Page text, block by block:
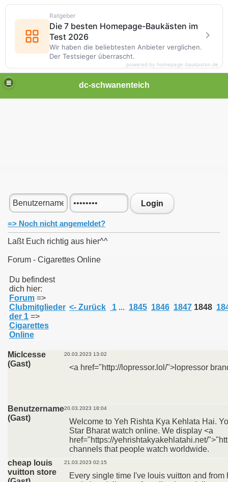
dc-schwanenteich
Login
=> Noch nicht angemeldet?
Laßt Euch richtig aus hier^^
Forum - Cigarettes Online
Du befindest
dich hier:
Forum =>
Clubmitglieder
der 1 =>
Cigarettes
Online
<- Zurück 1 ... 1845 1846 1847 1848
Miclcesse
(Gast)
20.03.2023 13:02
<a href="http://lopressor.lol/">lopressor
Benutzername
(Gast)
20.03.2023 18:04
Welcome to Yeh Rishta Kya Kehlata Hai.
Star Bharat watch online. We display <a
href="https://yehrishtakyakehlatahi.net/
channels that people watch worldwide.
cheap louis
vuitton store
21.03.2023 02:15
Every single time I've louis vuitton and
Ratgeber
Die 7 besten Homepage-Baukästen im
Test 2026
Wir haben die beliebtesten Anbieter verglichen.
Der Testsieger überrascht.
powered by homepage-baukasten.de